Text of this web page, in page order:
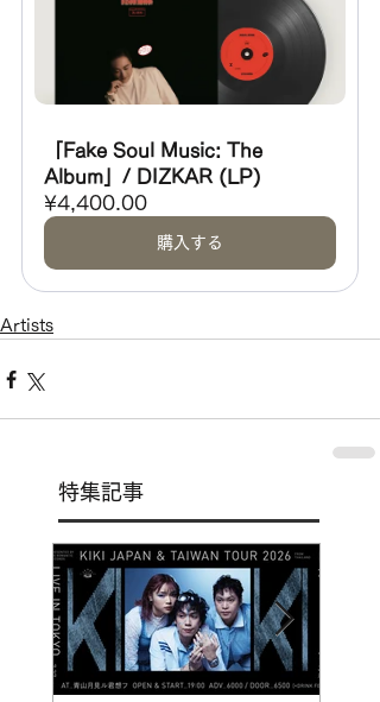
「Fake Soul Music: The
Album」/ DIZKAR (LP)
¥4,400.00
購入する
Artists
特集記事